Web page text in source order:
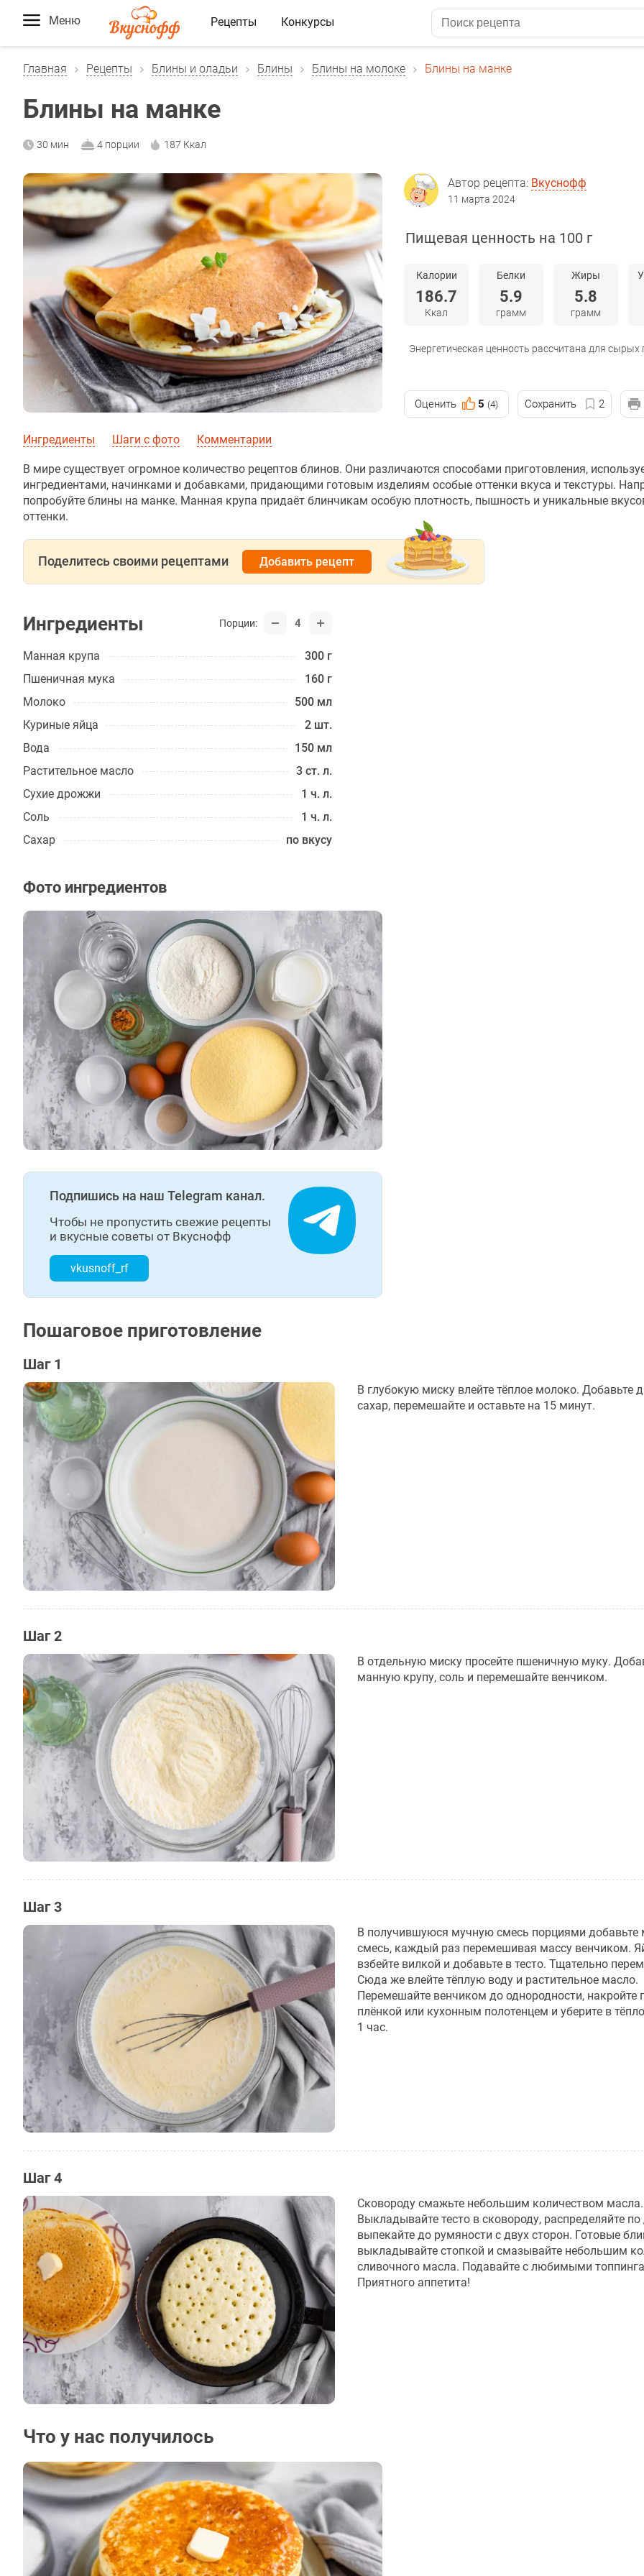
Меню Рецепты Конкурсы
Главная Рецепты Блины и оладьи Блины Блины на молоке Блины на манке
Блины на манке
30 мин 4 порции 187 Ккал
Автор рецепта: Вкуснофф
11 марта 2024
Пищевая ценность на 100 г
Калории
186.7
Ккал
Белки
5.9
грамм
Жиры
5.8
грамм
Энергетическая ценность рассчитана для сырых
Оценить 5 (4) Сохранить 2
Ингредиенты Шаги с фото Комментарии
В мире существует огромное количество рецептов блинов. Они различаются способами приготовления,
ингредиентами, начинками и добавками, придающими готовым изделиям особые оттенки вкуса и текстуры.
попробуйте блины на манке. Манная крупа придаёт блинчикам особую плотность, пышность и уникальные
оттенки.
Поделитесь своими рецептами Добавить рецепт
Ингредиенты Порции: 4
Манная крупа
300 г
Пшеничная мука
160 г
Молоко
500 мл
Куриные яйца
2 шт.
Вода
150 мл
Растительное масло
3 ст. л.
Сухие дрожжи
1 ч. л.
Соль
1 ч. л.
Сахар
по вкусу
Фото ингредиентов
Подпишись на наш Telegram канал.
Чтобы не пропустить свежие рецепты
и вкусные советы от Вкуснофф
vkusnoff_rf
Пошаговое приготовление
Шаг 1
В глубокую миску влейте тёплое молоко. Добавьте
сахар, перемешайте и оставьте на 15 минут.
Шаг 2
В отдельную миску просейте пшеничную муку.
манную крупу, соль и перемешайте венчиком.
Шаг 3
В получившуюся мучную смесь порциями
смесь, каждый раз перемешивая массу венчиком.
взбейте вилкой и добавьте в тесто. Тщательно
Сюда же влейте тёплую воду и растительное масло.
Перемешайте венчиком до однородности, накройте
плёнкой или кухонным полотенцем и уберите в
1 час.
Шаг 4
Сковороду смажьте небольшим количеством масла.
Выкладывайте тесто в сковороду, распределяйте по
выпекайте до румяности с двух сторон. Готовые
выкладывайте стопкой и смазывайте небольшим
сливочного масла. Подавайте с любимыми
Приятного аппетита!
Что у нас получилось